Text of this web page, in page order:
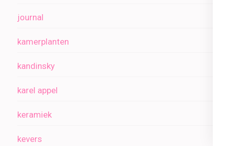
journal
kamerplanten
kandinsky
karel appel
keramiek
kevers